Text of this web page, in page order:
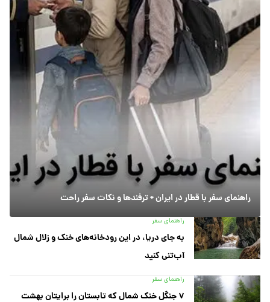
راهنمای سفر با قطار در ایران + ترفندها و نکات سفر راحت
راهنمای سفر
به جای دریا، در این رودخانه‌های خنک و زلال شمال
آب‌تنی کنید
راهنمای سفر
۷ جنگل خنک شمال که تابستان را برایتان بهشت